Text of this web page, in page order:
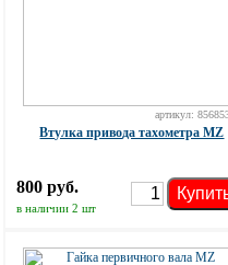
артикул:
Втулка привода тахометра MZ
800 руб.
в наличии 2 шт